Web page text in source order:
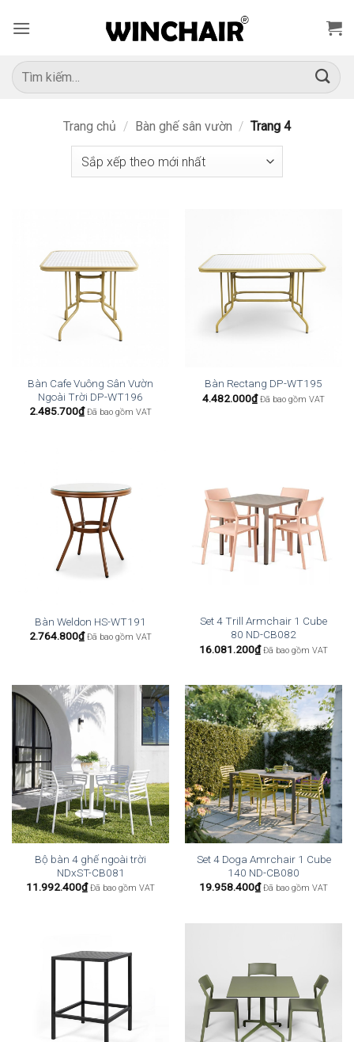
qua
dung
Tìm
kiếm:
Trang chủ / Bàn ghế sân vườn / Trang 4
Bàn Cafe Vuông Sân Vườn
Ngoài Trời DP-WT196
2.485.700₫ Đã bao gồm VAT
Bàn Rectang DP-WT195
4.482.000₫ Đã bao gồm VAT
Bàn Weldon HS-WT191
2.764.800₫ Đã bao gồm VAT
Set 4 Trill Armchair 1 Cube
80 ND-CB082
16.081.200₫ Đã bao gồm VAT
Bộ bàn 4 ghế ngoài trời
NDxST-CB081
11.992.400₫ Đã bao gồm VAT
Set 4 Doga Amrchair 1 Cube
140 ND-CB080
19.958.400₫ Đã bao gồm VAT